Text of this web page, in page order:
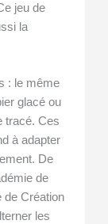
jeu de
la
: le même
glacé ou
tracé. Ces
à adapter
De
de
de Création
les